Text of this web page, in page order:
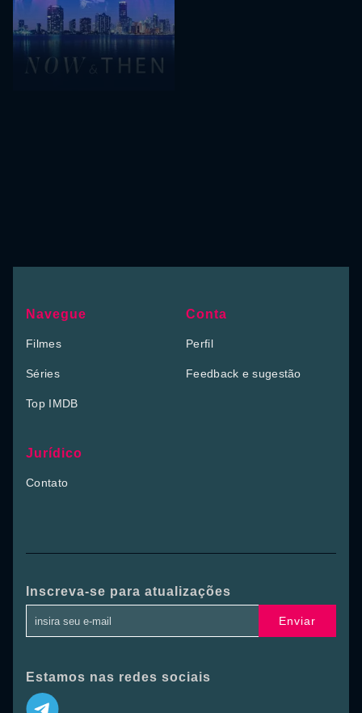
Navegue
Filmes
Séries
Top IMDB
Conta
Perfil
Feedback e sugestão
Jurídico
Contato
Inscreva-se para atualizações
Enviar
Estamos nas redes sociais